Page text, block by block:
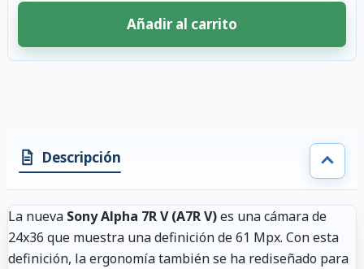
Añadir al carrito
Descripción
La nueva Sony Alpha 7R V (A7R V)es una cámara de
24x36 que muestra una definición de 61 Mpx. Con esta
definición, la ergonomía también se ha rediseñado para